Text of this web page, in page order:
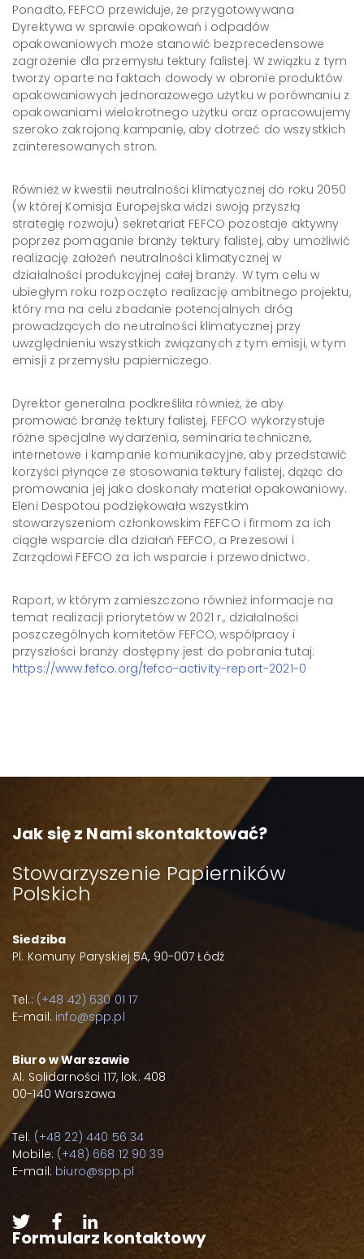
Ponadto, FEFCO przewiduje, że przygotowywana
Dyrektywa w sprawie opakowań i odpadów
opakowaniowych może stanowić bezprecedensowe
zagrożenie dla przemysłu tektury falistej. W związku z tym
tworzy oparte na faktach dowody w obronie produktów
opakowaniowych jednorazowego użytku w porównaniu z
opakowaniami wielokrotnego użytku oraz opracowujemy
szeroko zakrojoną kampanię, aby dotrzeć do wszystkich
zainteresowanych stron.
Również w kwestii neutralności klimatycznej do roku 2050
(w której Komisja Europejska widzi swoją przyszłą
strategię rozwoju) sekretariat FEFCO pozostaje aktywny
poprzez pomaganie branży tektury falistej, aby umożliwić
realizację założeń neutralności klimatycznej w
działalności produkcyjnej całej branży. W tym celu w
ubiegłym roku rozpoczęto realizację ambitnego projektu,
który ma na celu zbadanie potencjalnych dróg
prowadzących do neutralności klimatycznej przy
uwzględnieniu wszystkich związanych z tym emisji, w tym
emisji z przemysłu papierniczego.
Dyrektor generalna podkreśliła również, że aby
promować branżę tektury falistej, FEFCO wykorzystuje
różne specjalne wydarzenia, seminaria techniczne,
internetowe i kampanie komunikacyjne, aby przedstawić
korzyści płynące ze stosowania tektury falistej, dążąc do
promowania jej jako doskonały materiał opakowaniowy.
Eleni Despotou podziękowała wszystkim
stowarzyszeniom członkowskim FEFCO i firmom za ich
ciągłe wsparcie dla działań FEFCO, a Prezesowi i
Zarządowi FEFCO za ich wsparcie i przewodnictwo.
Raport, w którym zamieszczono również informacje na
temat realizacji priorytetów w 2021 r., działalności
poszczególnych komitetów FEFCO, współpracy i
przyszłości branży dostępny jest do pobrania tutaj:
https://www.fefco.org/fefco-activity-report-2021-0
Jak się z Nami skontaktować?
Stowarzyszenie Papierników
Polskich
Siedziba
Pl. Komuny Paryskiej 5A, 90-007 Łódź
Tel.: (+48 42) 630 01 17
E-mail: info@spp.pl
Biuro w Warszawie
Al. Solidarności 117, lok. 408
00-140 Warszawa
Tel: (+48 22) 440 56 34
Mobile: (+48) 668 12 90 39
E-mail: biuro@spp.pl
Formularz kontaktowy